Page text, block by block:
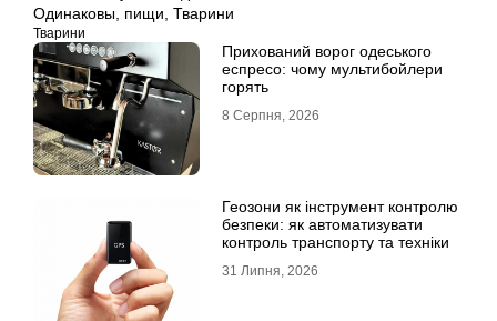
Одинаковы пищи Тварини
Тварини
Прихований ворог одеського
еспресо: чому мультибойлери
горять
8 Серпня, 2026
Геозони як інструмент контролю
безпеки: як автоматизувати
контроль транспорту та техніки
31 Липня, 2026